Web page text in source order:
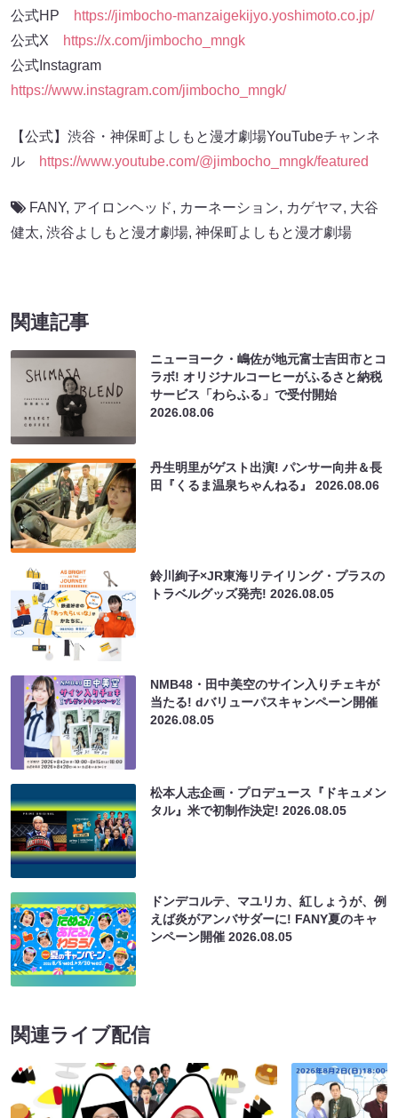
公式HP
https://jimbocho-manzaigekijyo.yoshimoto.co.jp/
公式X
https://x.com/jimbocho_mngk
公式Instagram
https://www.instagram.com/jimbocho_mngk/
【公式】渋谷・神保町よしもと漫才劇場YouTubeチャンネ
ル
https://www.youtube.com/@jimbocho_mngk/featured
FANY, アイロンヘッド, カーネーション, カゲヤマ, 大谷
健太, 渋谷よしもと漫才劇場, 神保町よしもと漫才劇場
関連記事
ニューヨーク・嶋佐が地元富士吉田市とコ
ラボ! オリジナルコーヒーがふるさと納税
サービス「わらふる」で受付開始
2026.08.06
丹生明里がゲスト出演! パンサー向井＆長
田『くるま温泉ちゃんねる』2026.08.06
鈴川絢子×JR東海リテイリング・プラスの
トラベルグッズ発売!2026.08.05
NMB48・田中美空のサイン入りチェキが
当たる! dバリューパスキャンペーン開催
2026.08.05
松本人志企画・プロデュース『ドキュメン
タル』米で初制作決定!2026.08.05
ドンデコルテ、マユリカ、紅しょうが、例
えば炎がアンバサダーに! FANY夏のキャ
ンペーン開催2026.08.05
関連ライブ配信